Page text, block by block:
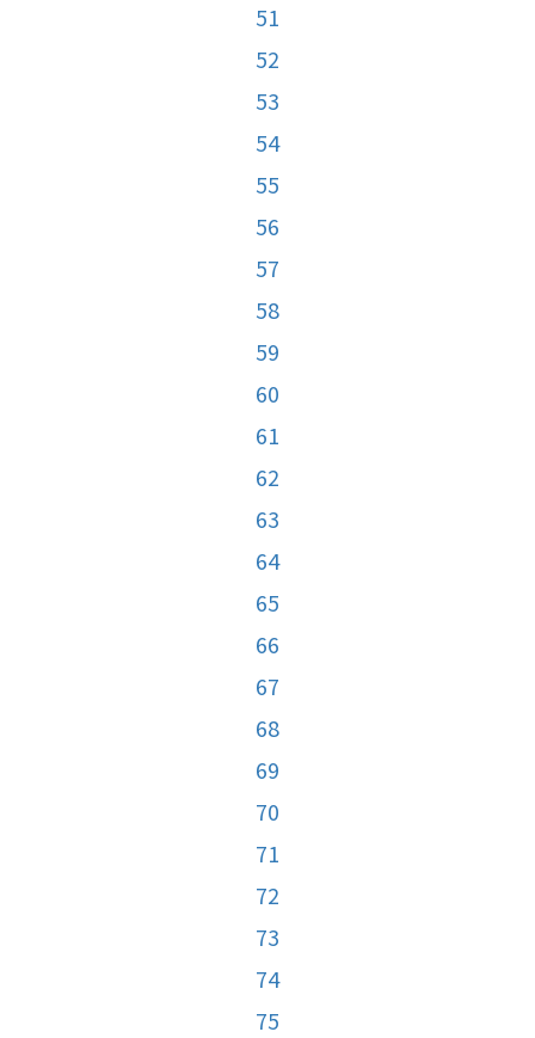
51
52
53
54
55
56
57
58
59
60
61
62
63
64
65
66
67
68
69
70
71
72
73
74
75